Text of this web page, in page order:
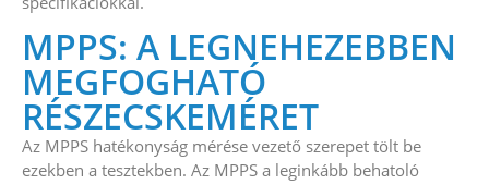
MPPS: A LEGNEHEZEBBEN
MEGFOGHATÓ
RÉSZECSKEMÉRET
Az MPPS hatékonyság mérése vezető szerepet tölt be
ezekben a tesztekben. Az MPPS a leginkább behatoló